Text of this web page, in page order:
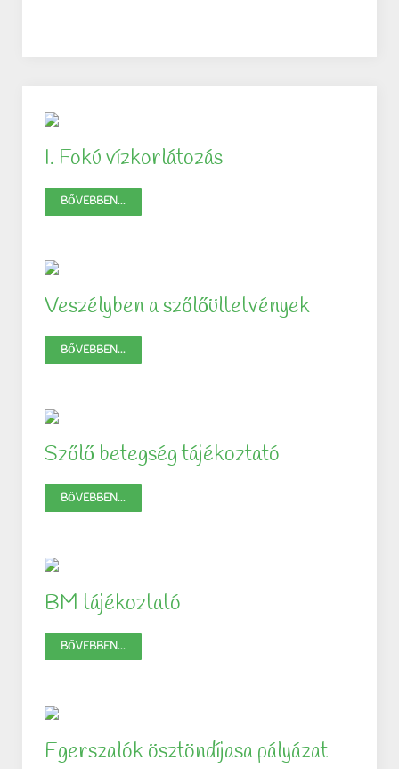
I. Fokú vízkorlátozás
BŐVEBBEN...
Veszélyben a szőlőültetvények
BŐVEBBEN...
Szőlő betegség tájékoztató
BŐVEBBEN...
BM tájékoztató
BŐVEBBEN...
Egerszalók ösztöndíjasa pályázat